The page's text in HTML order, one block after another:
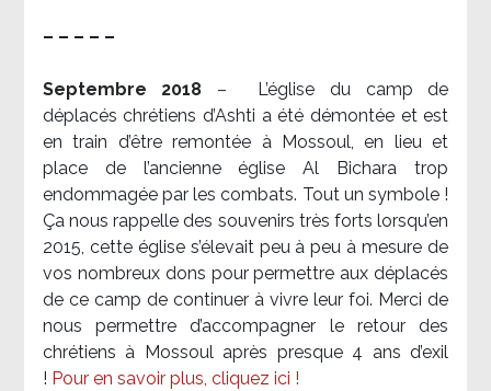
– – – – –
Septembre 2018 –
L’église du camp de
déplacés chrétiens d’Ashti a été démontée et est
en train d’être remontée à Mossoul, en lieu et
place de l’ancienne église Al Bichara trop
endommagée par les combats. Tout un symbole !
Ça nous rappelle des souvenirs très forts lorsqu’en
2015, cette église s’élevait peu à peu à mesure de
vos nombreux dons pour permettre aux déplacés
de ce camp de continuer à vivre leur foi. Merci de
nous permettre d’accompagner le retour des
chrétiens à Mossoul après presque 4 ans d’exil
! Pour en savoir plus, cliquez ici !